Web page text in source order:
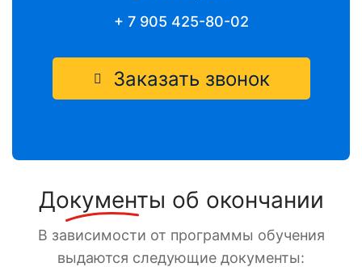
+ 7 905 425-80-02
Заказать звонок
Документы об окончании
В зависимости от программы обучения
выдаются следующие документы: